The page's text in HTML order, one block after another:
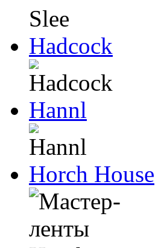
Hadcock
Hannl
Horch House